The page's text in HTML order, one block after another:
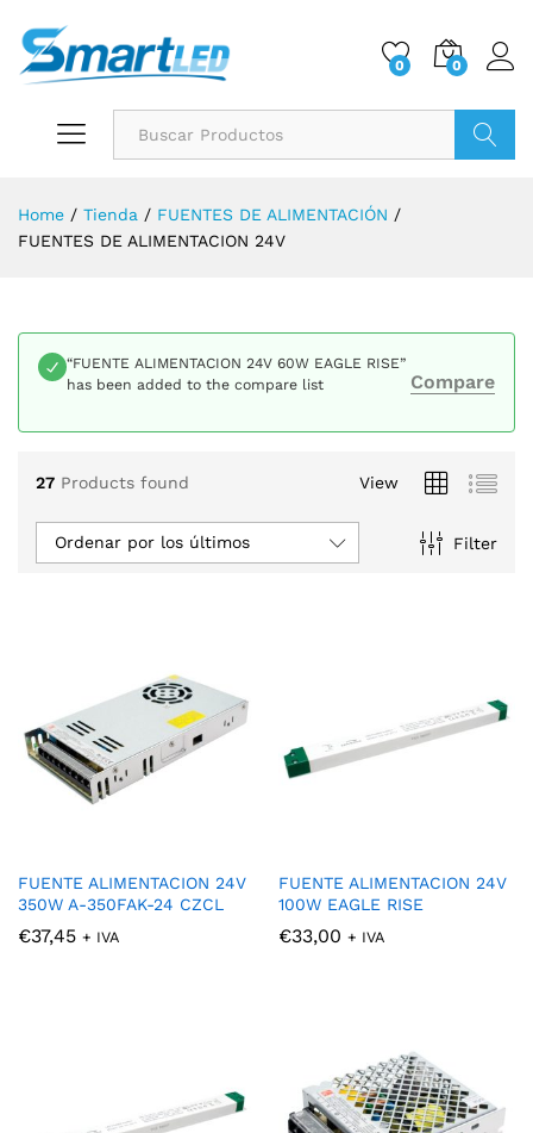
0 0
Home / Tienda / FUENTES DE ALIMENTACIÓN /
FUENTES DE ALIMENTACION 24V
Compare
“FUENTE ALIMENTACION 24V 60W EAGLE RISE”
has been added to the compare list
27 Products found View
Filter
Ordenar por los últimos
FUENTE ALIMENTACION 24V
350W A-350FAK-24 CZCL
€37,45 + IVA
FUENTE ALIMENTACION 24V
100W EAGLE RISE
€33,00 + IVA